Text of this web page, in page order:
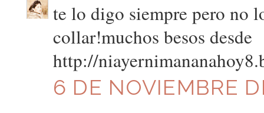
te lo digo siempre pero no
collar!muchos besos desde
http://
6 DE NOVIEMBRE